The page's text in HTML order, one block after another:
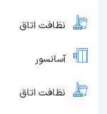
نظافت اتاق
آسانسور
نظافت اتاق